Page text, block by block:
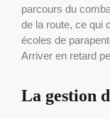
parcours du
de la route, ce qui
écoles de
Arriver en retard
La gestion